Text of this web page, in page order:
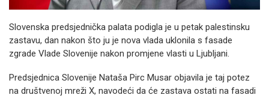
Slovenska predsjednička palata podigla je u petak palestinsku
zastavu, dan nakon što ju je nova vlada uklonila s fasade
zgrade Vlade Slovenije nakon promjene vlasti u Ljubljani.
Predsjednica Slovenije Nataša Pirc Musar objavila je taj potez
na društvenoj mreži X, navodeći da će zastava ostati na fasadi